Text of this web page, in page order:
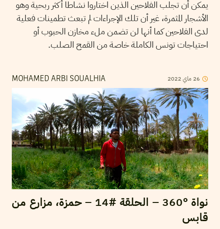
يمكن أن تجلب الفلاحين الذين اختاروا نشاطا أكثر ربحية وهو
الأشجار المثمرة، غير أن تلك الإجراءات لم تبعث تطمينات فعلية
لدى الفلاحين كما أنها لن تضمن ملء مخازن الحبوب أو
احتياجات تونس الكاملة خاصة من القمح الصلب.
MOHAMED ARBI SOUALHIA 26 ماي2022
نواة °360 – الحلقة #14 – حمزة، مزارع من
قابس